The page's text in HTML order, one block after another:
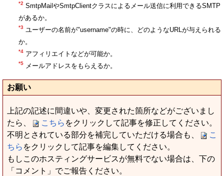
*2 SmtpMailやSmtpClientクラスによるメール送信に利用できるSMTP
があるか。
*3 ユーザーの名前が"username"の時に、どのようなURLが与えられる
か。
*4 アフィリエイトなどが可能か。
*5 メールアドレスをもらえるか。
お願い
上記の記述に間違いや、変更された箇所などがございまし
たら、
こちら をクリックして記事を修正してください。
不明とされている部分を補完していただける場合も、
こ
ちら をクリックして記事を編集してください。
もしこのホスティングサービスが無料でない場合は、下の
「コメント」でご報告ください。